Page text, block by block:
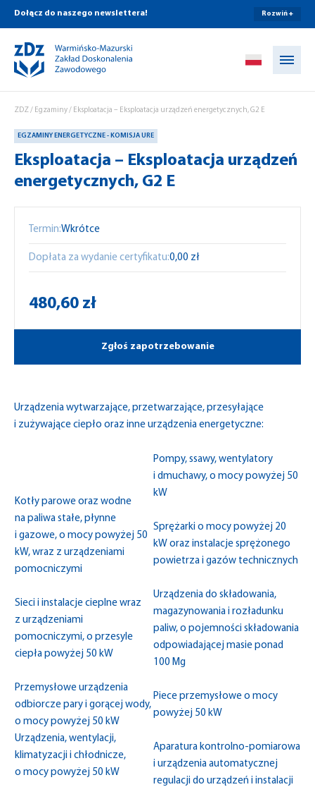
Dołącz do naszego newslettera! Rozwiń +
ZDZ/ Egzaminy/ Eksploatacja – Eksploatacja urządzeń energetycznych, G2 E
EGZAMINY ENERGETYCZNE - KOMISJA URE
Eksploatacja – Eksploatacja urządzeń
energetycznych, G2 E
Termin:Wkrótce
Dopłata za wydanie certyfikatu:0,00 zł
480,60 zł
Zgłoś zapotrzebowanie
Urządzenia wytwarzające, przetwarzające, przesyłające
i zużywające ciepło oraz inne urządzenia energetyczne:
Kotły parowe oraz wodne
na paliwa stałe, płynne
i gazowe, o mocy powyżej 50
kW, wraz z urządzeniami
pomocniczymi
Sieci i instalacje cieplne wraz
z urządzeniami
pomocniczymi, o przesyle
ciepła powyżej 50 kW
Przemysłowe urządzenia
odbiorcze pary i gorącej wody,
o mocy powyżej 50 kW
Urządzenia, wentylacji,
klimatyzacji i chłodnicze,
o mocy powyżej 50 kW
Pompy, ssawy, wentylatory
i dmuchawy, o mocy powyżej 50
kW
Sprężarki o mocy powyżej 20
kW oraz instalacje sprężonego
powietrza i gazów technicznych
Urządzenia do składowania,
magazynowania i rozładunku
paliw, o pojemności składowania
odpowiadającej masie ponad
100 Mg
Piece przemysłowe o mocy
powyżej 50 kW
Aparatura kontrolno-pomiarowa
i urządzenia automatycznej
regulacji do urządzeń i instalacji